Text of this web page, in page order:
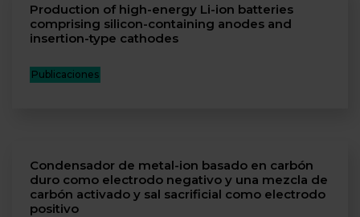
Production of high-energy Li-ion batteries
comprising silicon-containing anodes and
insertion-type cathodes
Publicaciones
Condensador de metal-ion basado en carbón
duro como electrodo negativo y una mezcla de
carbón activado y sal sacrificial como electrodo
positivo